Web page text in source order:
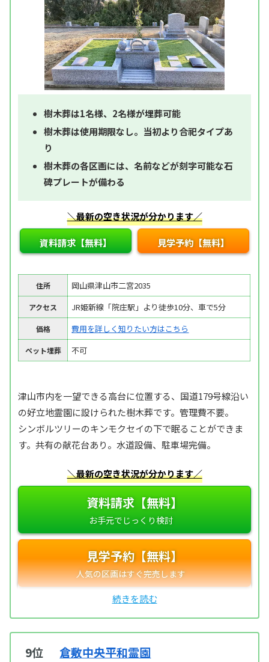
樹木葬は1名様、2名様が埋葬可能
樹木葬は使用期限なし。当初より合祀タイプあ
り
樹木葬の各区画には、名前などが刻字可能な石
碑プレートが備わる
＼最新の空き状況が分かります／
資料請求【無料】 見学予約【無料】
住所 岡山県津山市二宮2035
アクセス JR姫新線「院庄駅」より徒歩10分、車で5分
価格 費用を詳しく知りたい方はこちら
ペット埋葬 不可
津山市内を一望できる高台に位置する、国道179号線沿い
の好立地霊園に設けられた樹木葬です。管理費不要。
シンボルツリーのキンモクセイの下で眠ることができま
す。共有の献花台あり。水道設備、駐車場完備。
＼最新の空き状況が分かります／
資料請求【無料】
見学予約【無料】
9位 倉敷中央平和霊園